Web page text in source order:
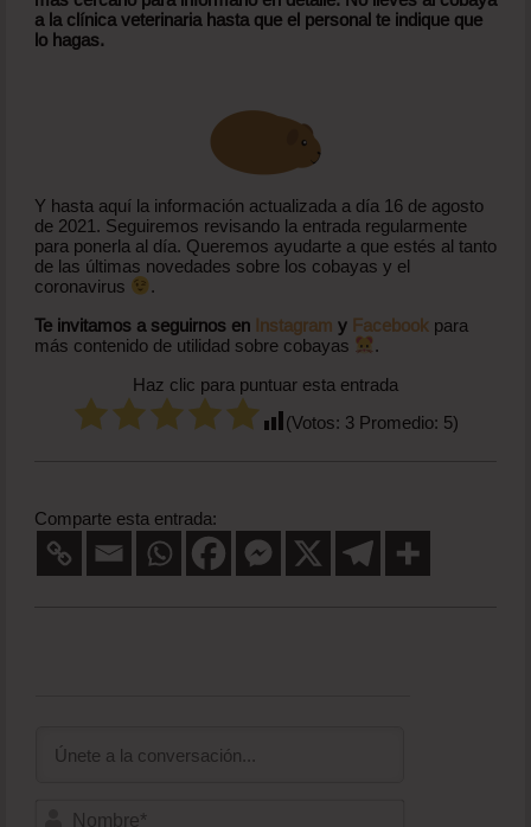
a la clínica veterinaria hasta que el personal te indique que
lo hagas.
Y hasta aquí la información actualizada a día 16 de agosto
de 2021. Seguiremos revisando la entrada regularmente
para ponerla al día. Queremos ayudarte a que estés al tanto
de las últimas novedades sobre los cobayas y el
coronavirus
.
Te invitamos a seguirnos en Instagram y Facebook para
más contenido de utilidad sobre cobayas
.
Haz clic para puntuar esta entrada
(Votos: 3 Promedio: 5)
Comparte esta entrada: